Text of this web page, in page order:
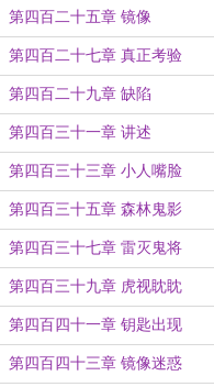
第四百二十五章 镜像
第四百二十七章 真正考验
第四百二十九章 缺陷
第四百三十一章 讲述
第四百三十三章 小人嘴脸
第四百三十五章 森林鬼影
第四百三十七章 雷灭鬼将
第四百三十九章 虎视眈眈
第四百四十一章 钥匙出现
第四百四十三章 镜像迷惑